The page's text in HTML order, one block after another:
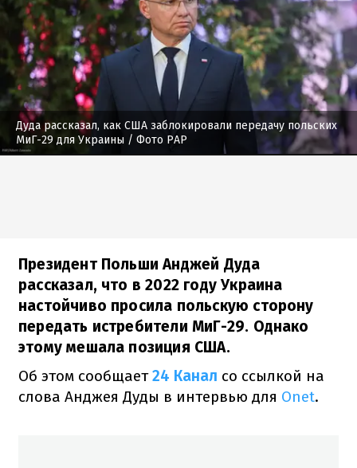
Дуда рассказал, как США заблокировали передачу польских
МиГ-29 для Украины / Фото PAP
Президент Польши Анджей Дуда
рассказал, что в 2022 году Украина
настойчиво просила польскую сторону
передать истребители МиГ-29. Однако
этому мешала позиция США.
Об этом сообщает24 Канал со ссылкой на
слова Анджея Дуды в интервью для Onet.